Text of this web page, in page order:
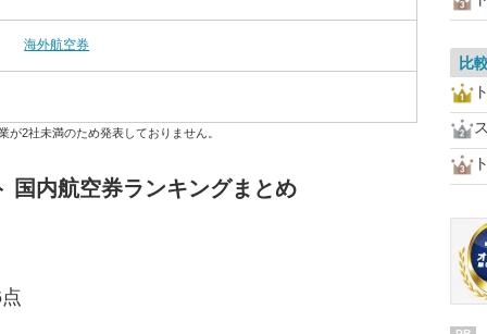
海外航空券
2社未満のため発表しておりません。
国内航空券ランキングまとめ
比